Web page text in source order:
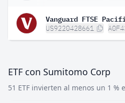
Vanguard FTSE
US9220428661
ETF con Sumitomo Corp
51 ETF invierten al menos un 1 %